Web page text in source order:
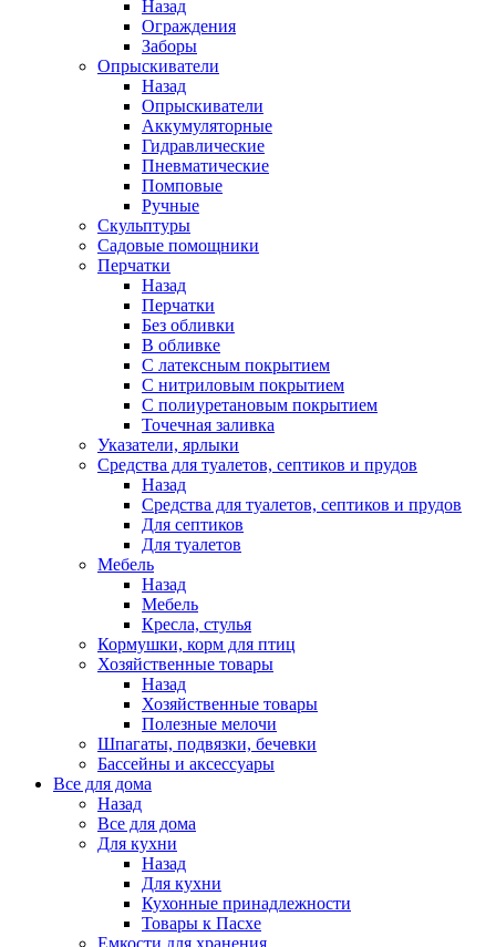
Назад
Ограждения
Заборы
Опрыскиватели
Назад
Опрыскиватели
Аккумуляторные
Гидравлические
Пневматические
Помповые
Ручные
Скульптуры
Садовые помощники
Перчатки
Назад
Перчатки
Без обливки
В обливке
С латексным покрытием
С нитриловым покрытием
С полиуретановым покрытием
Точечная заливка
Указатели, ярлыки
Средства для туалетов, септиков и прудов
Назад
Средства для туалетов, септиков и прудов
Для септиков
Для туалетов
Мебель
Назад
Мебель
Кресла, стулья
Кормушки, корм для птиц
Хозяйственные товары
Назад
Хозяйственные товары
Полезные мелочи
Шпагаты, подвязки, бечевки
Бассейны и аксессуары
Все для дома
Назад
Все для дома
Для кухни
Назад
Для кухни
Кухонные принадлежности
Товары к Пасхе
Емкости для хранения